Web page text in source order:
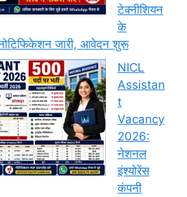
टेक्नीशियन
के
जारी, आवेदन शुरू
NICL
Assistan
t
Vacancy
2026:
नेशनल
इंश्योरेंस
कंपनी